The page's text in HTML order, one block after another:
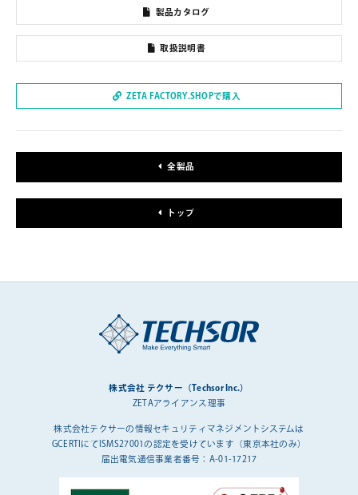
製品カタログ
取扱説明書
ZETA FACTORY.SHOPで購入
全製品
トップ
株式会社 テクサー（Techsor Inc.）
ZETAアライアンス理事
株式会社テクサーの情報セキュリティマネジメントシステムは
GCERTIにてISMS27001の認定を受けています（東京本社のみ）
届出電気通信事業者番号：A-01-17217